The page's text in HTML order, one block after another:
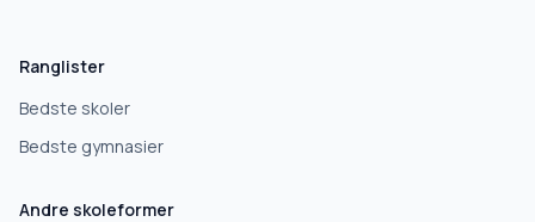
Grundskole
Ranglister
Bedste skoler
Bedste gymnasier
Andre skoleformer